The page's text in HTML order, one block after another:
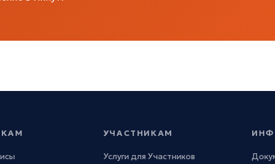
УЧАСТНИКАМ
Услуги для Участников